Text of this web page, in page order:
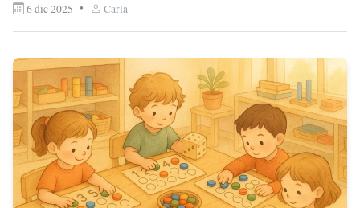
6 dic 2025 • Carla